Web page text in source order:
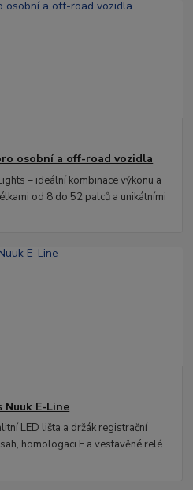
osobní a off-road vozidla
– ideální kombinace výkonu a
od 8 do 52 palců a unikátními
Nuuk E-Line
LED lišta a držák registrační
homologaci E a vestavěné relé.